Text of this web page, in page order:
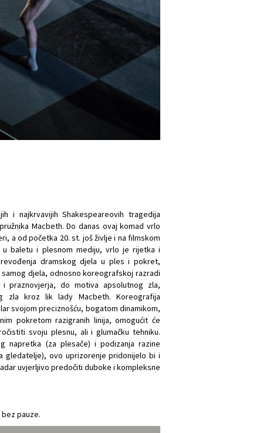
i najkrvavijih Shakespeareovih tragedija
Macbeth. Do danas ovaj komad vrlo
a od početka 20. st. još življe i na filmskom
u baletu i plesnom mediju, vrlo je rijetka i
dramskog djela u ples i pokret,
djela, odnosno koreografskoj razradi
praznovjerja, do motiva apsolutnog zla,
zla kroz lik lady Macbeth. Koreografija
svojom preciznošću, bogatom dinamikom,
pokretom razigranih linija, omogućit će
svoju plesnu, ali i glumačku tehniku.
napretka (za plesače) i podizanja razine
gledatelje), ovo uprizorenje pridonijelo bi i
uvjerljivo predočiti duboke i kompleksne
pauze.